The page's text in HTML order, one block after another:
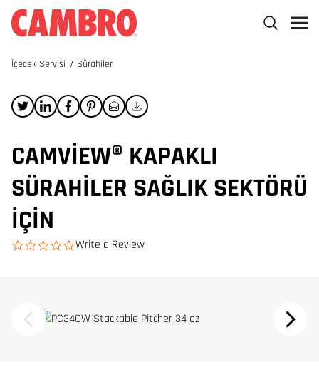
İçecek Servisi / Sürahiler
CAMVIEW® KAPAKLI
SÜRAHILER SAĞLIK SEKTÖRÜ
İÇIN
0.0 star rating
Write a Review